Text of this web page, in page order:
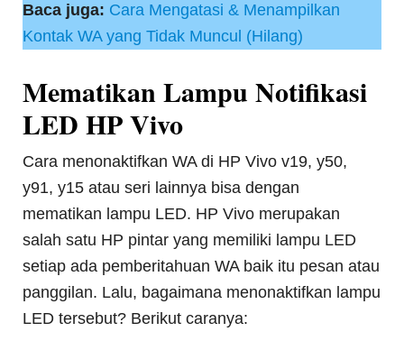
Baca juga: Cara Mengatasi & Menampilkan
Kontak WA yang Tidak Muncul (Hilang)
Mematikan Lampu Notifikasi
LED HP Vivo
Cara menonaktifkan WA di HP Vivo v19, y50,
y91, y15 atau seri lainnya bisa dengan
mematikan lampu LED. HP Vivo merupakan
salah satu HP pintar yang memiliki lampu LED
setiap ada pemberitahuan WA baik itu pesan atau
panggilan. Lalu, bagaimana menonaktifkan lampu
LED tersebut? Berikut caranya: